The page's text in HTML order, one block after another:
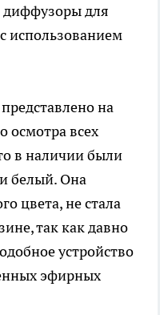
диффузоры для
использованием
на
осмотра всех
в наличии были
белый. Она
цвета, не стала
так как давно
устройство
эфирных